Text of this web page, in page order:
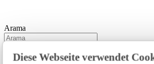
Diese Webseite verwendet
Arama